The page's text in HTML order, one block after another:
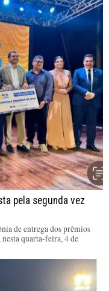
pela segunda vez
de entrega dos prêmios
quarta-feira, 4 de